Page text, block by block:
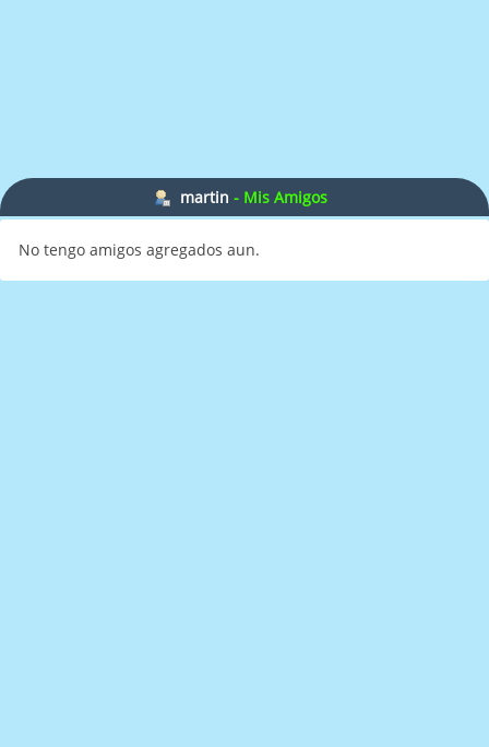
martin - Mis Amigos
No tengo amigos agregados aun.